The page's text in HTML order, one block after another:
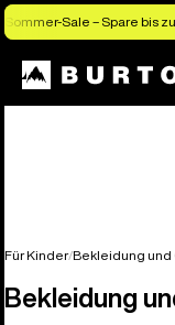
Sommer-Sale – Spare bis
Für Kinder Bekleidung und
Bekleidung